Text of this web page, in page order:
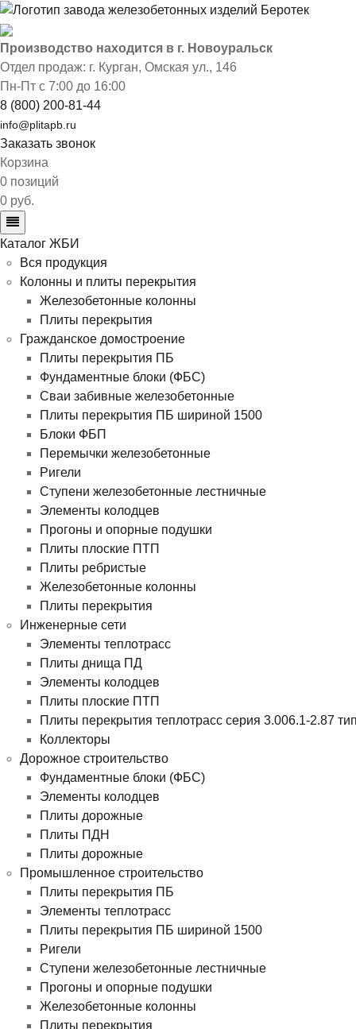
Производство находится в г. Новоуральск
Отдел продаж: г. Курган, Омская ул., 146
Пн-Пт с 7:00 до 16:00
8 (800) 200-81-44
info@plitapb.ru
Заказать звонок
Корзина
0 позиций
0 руб.
Каталог ЖБИ
Вся продукция
Колонны и плиты перекрытия
Железобетонные колонны
Плиты перекрытия
Гражданское домостроение
Плиты перекрытия ПБ
Фундаментные блоки (ФБС)
Сваи забивные железобетонные
Плиты перекрытия ПБ шириной 1500
Блоки ФБП
Перемычки железобетонные
Ригели
Ступени железобетонные лестничные
Элементы колодцев
Прогоны и опорные подушки
Плиты плоские ПТП
Плиты ребристые
Железобетонные колонны
Плиты перекрытия
Инженерные сети
Элементы теплотрасс
Плиты днища ПД
Элементы колодцев
Плиты плоские ПТП
Плиты перекрытия теплотрасс серия 3.006.1-2.87
Коллекторы
Дорожное строительство
Фундаментные блоки (ФБС)
Элементы колодцев
Плиты дорожные
Плиты ПДН
Плиты дорожные
Промышленное строительство
Плиты перекрытия ПБ
Элементы теплотрасс
Плиты перекрытия ПБ шириной 1500
Ригели
Ступени железобетонные лестничные
Прогоны и опорные подушки
Железобетонные колонны
Плиты перекрытия